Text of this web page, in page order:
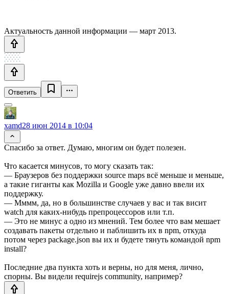
Актуальность данной информации — март 2013.
Ответить
xamd28 июн 2014 в 10:04
Спасибо за ответ. Думаю, многим он будет полезен.
Что касается минусов, то могу сказать так:
— Браузеров без поддержки source maps всё меньше и меньше,
а такие гиганты как Mozilla и Google уже давно ввели их
поддержку.
— Мммм, да, но в большинстве случаев у вас и так висит
watch для каких-нибудь препроцессоров или т.п.
— Это не минус а одно из мнений. Тем более что вам мешает
создавать пакеты отдельно и паблишить их в npm, откуда
потом через package.json вы их и будете тянуть командой npm
install?
Последние два пункта хоть и верны, но для меня, лично,
спорны. Вы видели requirejs community, например?